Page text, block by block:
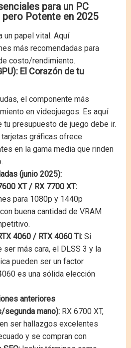
para un PC
Potente en 2025
un papel vital. Aquí
más recomendadas para
costo/rendimiento.
El Corazón de tu
el componente más
en videojuegos. Es aquí
tu presupuesto de juego debe ir.
gráficas ofrece
en la gama media que rinden
(junio 2025):
XT / RX 7700 XT:
para 1080p y 1440p
buena cantidad de VRAM
4060 / RTX 4060 Ti: Si
ser más cara, el DLSS 3 y la
pueden ser un factor
es una sólida elección
anteriores
segunda mano): RX 6700 XT,
ser hallazgos excelentes
y se compran con